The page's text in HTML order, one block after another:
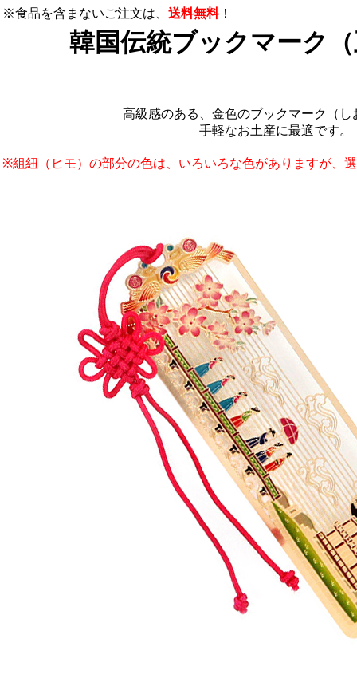
※食品を含まないご注文は、 送料無料！
韓国伝統ブックマーク
高級感のある、金色のブックマーク（し
手軽なお土産に最適です。
※組紐（ヒモ）の部分の色は、いろいろな色がありますが、